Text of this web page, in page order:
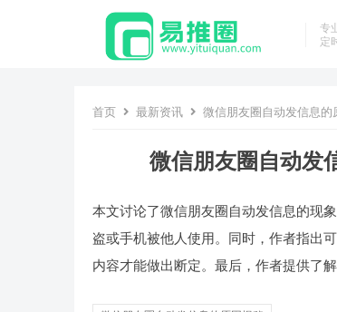
专
定
首页 最新资讯 微信朋友圈自动发信息
微信朋友圈自动发
本文讨论了微信朋友圈自动发信息的现
盗或手机被他人使用。同时，作者指出
内容才能做出断定。最后，作者提供了